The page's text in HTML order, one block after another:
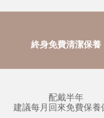
終身免費清潔保養
配戴半年
建議每月回來免費保養